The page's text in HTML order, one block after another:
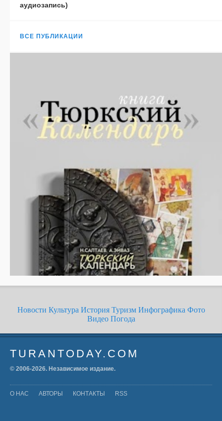
аудиозапись)
ВСЕ ПУБЛИКАЦИИ
Новости Культура История Туризм Инфографика Фото
Видео Погода
TURANTODAY.COM
© 2006-2026. Независимое издание.
О НАС АВТОРЫ КОНТАКТЫ RSS